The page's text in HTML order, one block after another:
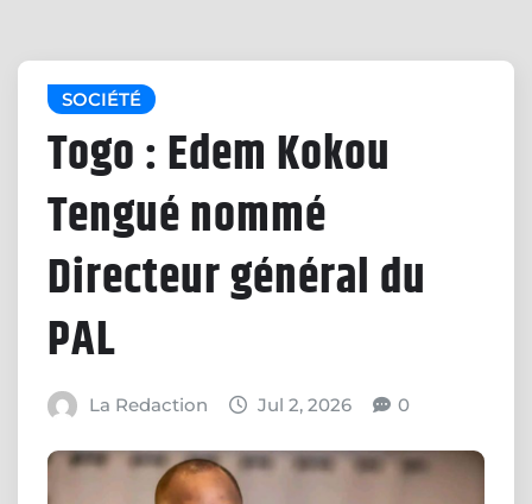
SOCIÉTÉ
Togo : Edem Kokou
Tengué nommé
Directeur général du
PAL
La Redaction Jul 2, 2026 0